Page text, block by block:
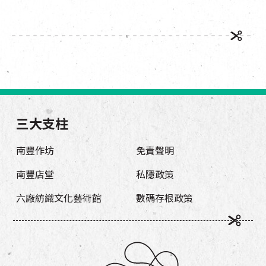
三大支柱
南豐作坊
南豐店堂
六廠紡織文化藝術館
免責聲明
私隱政策
數碼存根政策